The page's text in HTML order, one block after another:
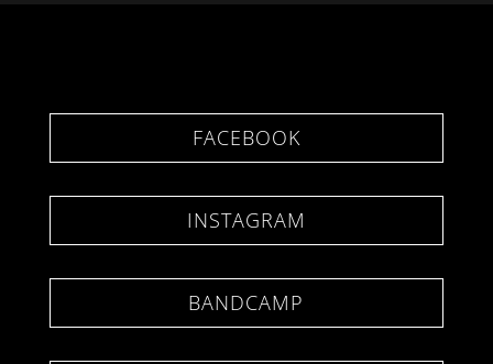
FACEBOOK
INSTAGRAM
BANDCAMP